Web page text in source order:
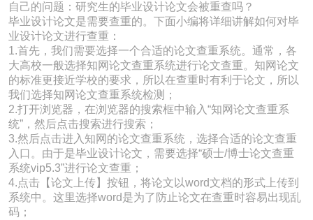
自己的问题：研究生的毕业设计论文会被重查吗？
毕业设计论文是需要查重的。下面小编将详细讲解如何对毕
业设计论文进行查重：
1.首先，我们需要选择一个合适的论文查重系统。通常，各
大高校一般选择知网论文查重系统进行论文查重。知网论文
的标准更接近学校的要求，所以在查重时有利于论文，所以
我们选择知网论文查重系统检测；
2.打开浏览器，在浏览器的搜索框中输入“知网论文查重系
统”，然后点击搜索进行搜索；
3.然后点击进入知网的论文查重系统，选择合适的论文查重
入口。由于是毕业设计论文，需要选择“硕士/博士论文查重
系统vip5.3”进行论文查重；
4.点击【论文上传】按钮，将论文以word文档的形式上传到
系统中。这里选择word是为了防止论文在查重时容易出现乱
码；